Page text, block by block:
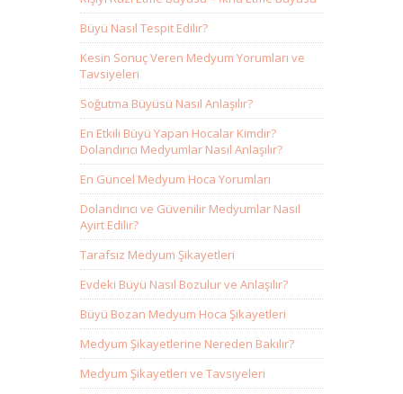
Büyü Nasıl Tespit Edilir?
Kesin Sonuç Veren Medyum Yorumları ve
Tavsiyeleri
Soğutma Büyüsü Nasıl Anlaşılır?
En Etkili Büyü Yapan Hocalar Kimdir?
Dolandırıcı Medyumlar Nasıl Anlaşılır?
En Güncel Medyum Hoca Yorumları
Dolandırıcı ve Güvenilir Medyumlar Nasıl
Ayırt Edilir?
Tarafsız Medyum Şikayetleri
Evdeki Büyü Nasıl Bozulur ve Anlaşılır?
Büyü Bozan Medyum Hoca Şikayetleri
Medyum Şikayetlerine Nereden Bakılır?
Medyum Şikayetleri ve Tavsiyeleri